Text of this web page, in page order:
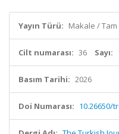
Yayın Türü: Makale /
Cilt numarası: 36 Sayı:
Basım Tarihi: 2026
Doi Numarası: 10.26650/